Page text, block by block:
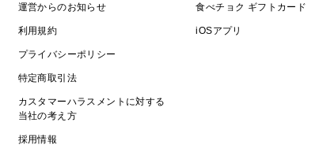
運営からのお知らせ
利用規約
プライバシーポリシー
特定商取引法
カスタマーハラスメントに対する
当社の考え方
採用情報
食べチョク ギフトカード
iOSアプリ